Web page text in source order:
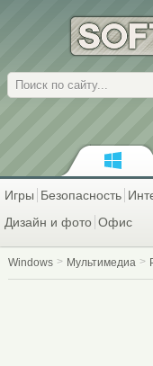
Поиск
Игры Безопасность
Дизайн и фото Офис
Windows Мультимедиа